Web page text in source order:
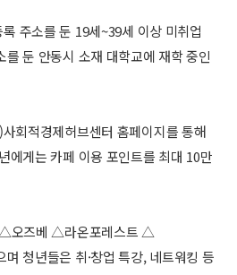
주소를 둔 19세~39세 이상 미취업
둔 안동시 소재 대학교에 재학 중인
회적경제허브센터 홈페이지를 통해
에게는 카페 이용 포인트를 최대 10만
△오즈베 △라온포레스트 △
청년들은 취·창업 특강, 네트워킹 등